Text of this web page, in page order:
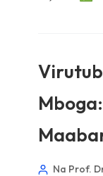
Na Prof.